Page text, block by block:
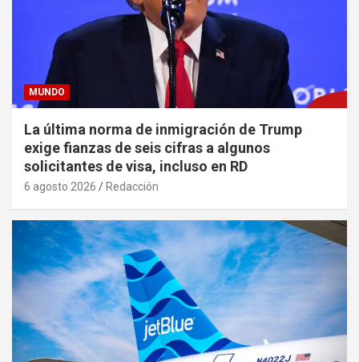
MUNDO
La última norma de inmigración de Trump
exige fianzas de seis cifras a algunos
solicitantes de visa, incluso en RD
6 agosto 2026 Redacción